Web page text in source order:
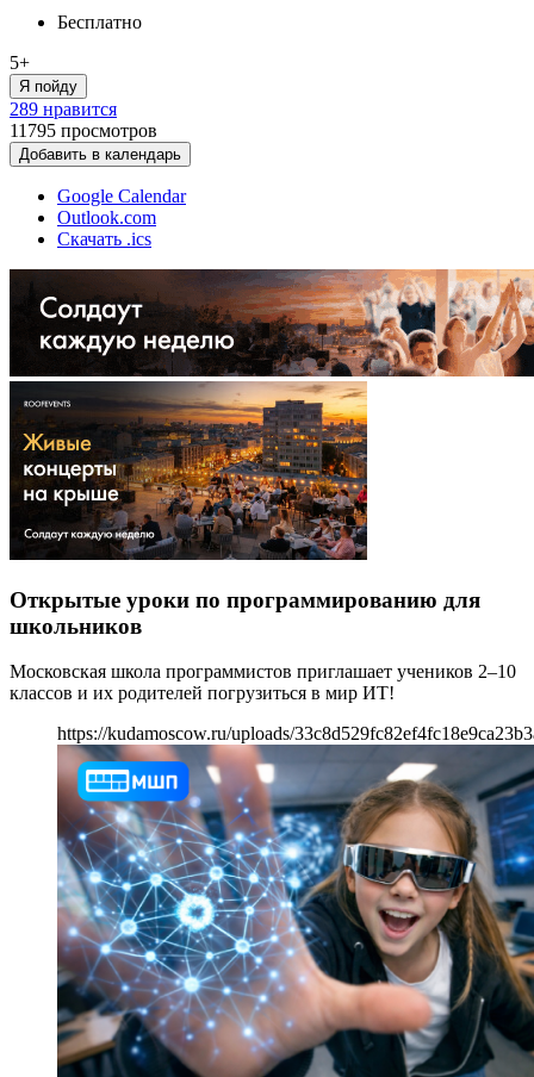
Бесплатно
5+
Я пойду
289 нравится
11795 просмотров
Добавить в календарь
Google Calendar
Outlook.com
Скачать .ics
Открытые уроки по программированию для
школьников
Московская школа программистов приглашает учеников 2–10
классов и их родителей погрузиться в мир ИТ!
https://kudamoscow.ru/uploads/